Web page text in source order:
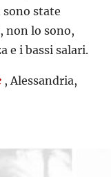
state
non lo sono,
e i bassi salari.
, Alessandria,